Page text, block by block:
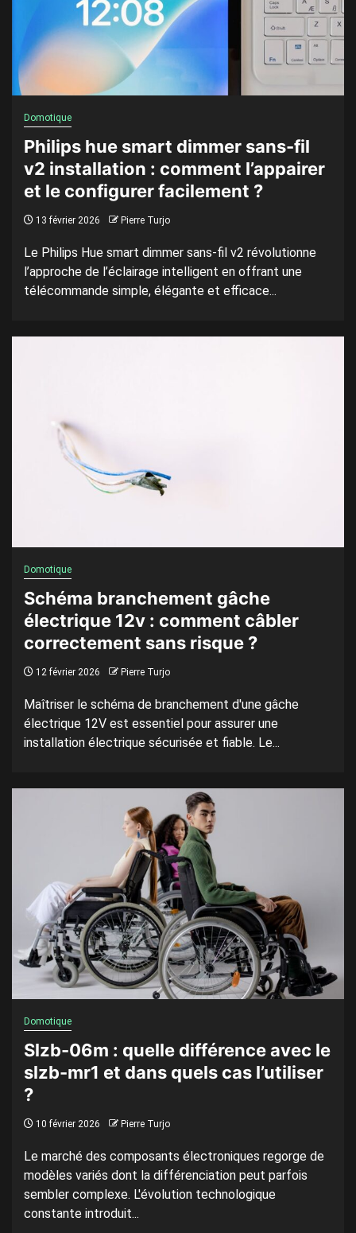
Domotique
Philips hue smart dimmer sans-fil
v2 installation : comment l’appairer
et le configurer facilement ?
13 février 2026 Pierre Turjo
Le Philips Hue smart dimmer sans-fil v2 révolutionne
l’approche de l’éclairage intelligent en offrant une
télécommande simple, élégante et efficace...
Domotique
Schéma branchement gâche
électrique 12v : comment câbler
correctement sans risque ?
12 février 2026 Pierre Turjo
Maîtriser le schéma de branchement d'une gâche
électrique 12V est essentiel pour assurer une
installation électrique sécurisée et fiable. Le...
Domotique
Slzb-06m : quelle différence avec le
slzb-mr1 et dans quels cas l’utiliser
?
10 février 2026 Pierre Turjo
Le marché des composants électroniques regorge de
modèles variés dont la différenciation peut parfois
sembler complexe. L'évolution technologique
constante introduit...